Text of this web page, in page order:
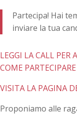
Partecipa! Hai
inviare la tua
LEGGI LA CALL PER
COME PARTECIPARE
VISITA LA PAGINA
Proponiamo alle